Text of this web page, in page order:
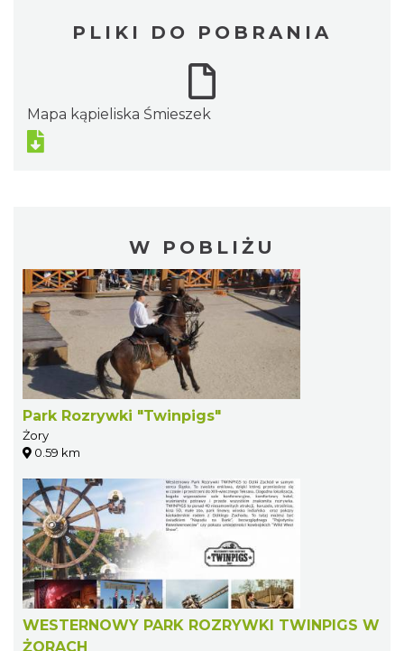
PLIKI DO POBRANIA
Mapa kąpieliska Śmieszek
W POBLIŻU
Park Rozrywki "Twinpigs"
Żory
0.59 km
WESTERNOWY PARK ROZRYWKI TWINPIGS W
ŻORACH